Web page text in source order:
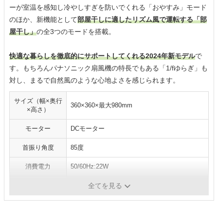
ーが室温を感知し冷やしすぎを防いでくれる「​おやすみ」モード
のほか、新機能として部屋干しに適したリズム風で運転する「部
屋干し」の全3つのモードを搭載。
快適な暮らしを徹底的にサポートしてくれる2024年新モデルで
す。もちろんパナソニック扇風機の特長でもある「1/fゆらぎ」も
対し、まるで自然風のような心地よさを感じられます。
サイズ（幅×奥行
×高さ）
360×360×最大980mm
モーター DCモーター
首振り角度 85度
消費電力 50/60Hz:22W
全てを見る